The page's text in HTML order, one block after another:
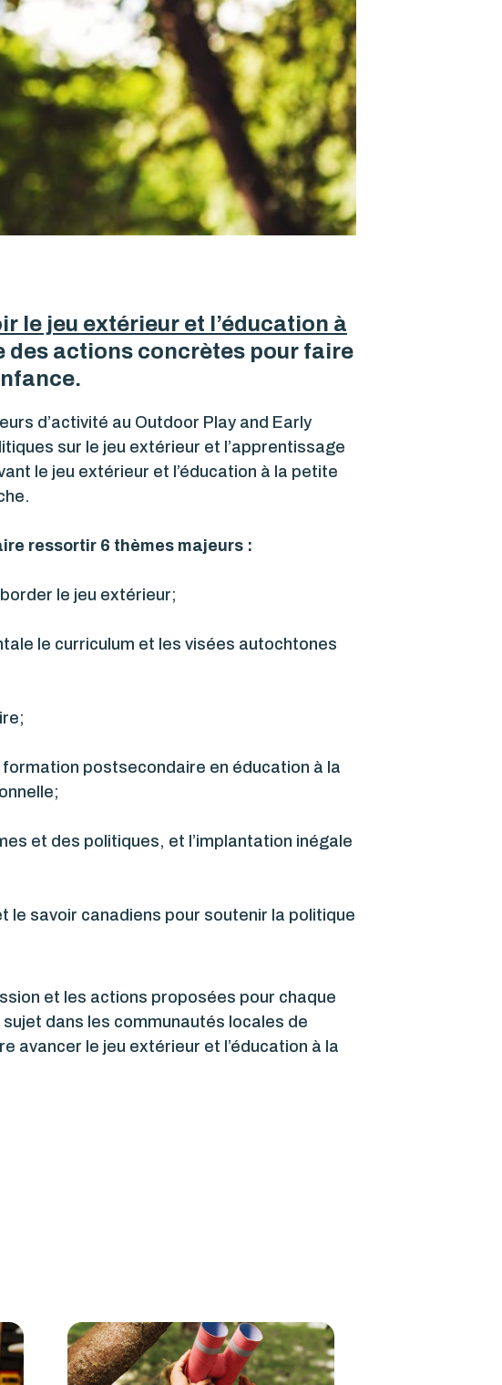
le jeu extérieur et l’éducation à
des actions concrètes pour faire
d’activité au Outdoor Play and Early
sur le jeu extérieur et l’apprentissage
le jeu extérieur et l’éducation à la petite
ressortir 6 thèmes majeurs :
le jeu extérieur;
le curriculum et les visées autochtones
postsecondaire en éducation à la
et des politiques, et l’implantation inégale
le savoir canadiens pour soutenir la politique
et les actions proposées pour chaque
dans les communautés locales de
avancer le jeu extérieur et l’éducation à la